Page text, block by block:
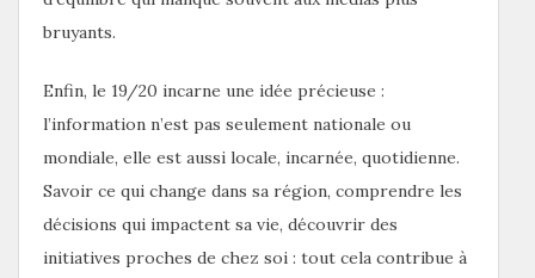
bruyants.
Enfin, le 19/20 incarne une idée précieuse :
l’information n’est pas seulement nationale ou
mondiale, elle est aussi locale, incarnée, quotidienne.
Savoir ce qui change dans sa région, comprendre les
décisions qui impactent sa vie, découvrir des
initiatives proches de chez soi : tout cela contribue à